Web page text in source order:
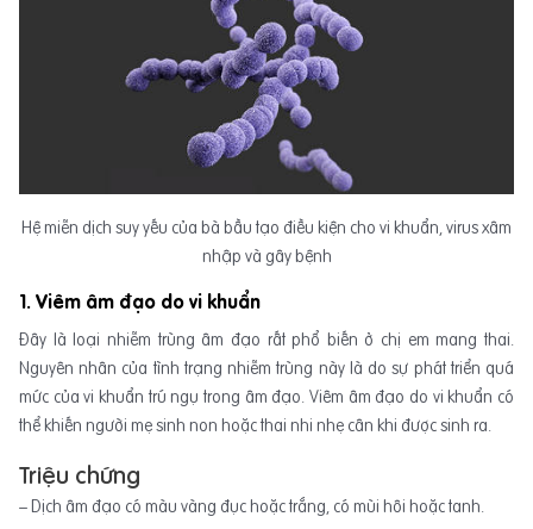
Hệ miễn dịch suy yếu của bà bầu tạo điều kiện cho vi khuẩn, virus xâm
nhập và gây bệnh
1. Viêm âm đạo do vi khuẩn
Đây là loại nhiễm trùng âm đạo rất phổ biến ở chị em mang thai.
Nguyên nhân của tình trạng nhiễm trùng này là do sự phát triển quá
mức của vi khuẩn trú ngụ trong âm đạo. Viêm âm đạo do vi khuẩn có
thể khiến người mẹ sinh non hoặc thai nhi nhẹ cân khi được sinh ra.
Triệu chứng
– Dịch âm đạo có màu vàng đục hoặc trắng, có mùi hôi hoặc tanh.